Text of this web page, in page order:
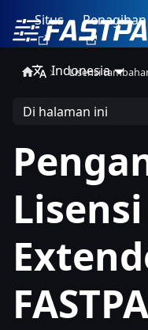
Situs Penagihan
Indonesia
Lisensi
Di halaman ini
Lisensi